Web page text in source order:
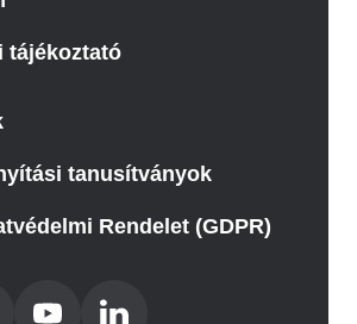
tájékoztató
tanusítványok
Rendelet (GDPR)